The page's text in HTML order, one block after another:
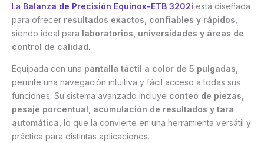
La Balanza de Precisión Equinox-ETB 3202i está diseñada
para ofrecer resultados exactos, confiables y rápidos
siendo ideal para laboratorios, universidades y áreas de
control de calidad.
Equipada con una pantalla táctil a color de 5 pulgadas
permite una navegación intuitiva y fácil acceso a todas sus
funciones. Su sistema avanzado incluye conteo de piezas,
pesaje porcentual, acumulación de resultados y tara
automática , lo que la convierte en una herramienta versátil y
práctica para distintas aplicaciones.